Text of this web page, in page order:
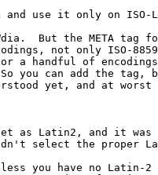
and use it only on ISO-
But the META tag
not only ISO-
a handful of
you can add the tag,
yet, and at worst
as Latin2, and it
select the proper
you have no Latin-2